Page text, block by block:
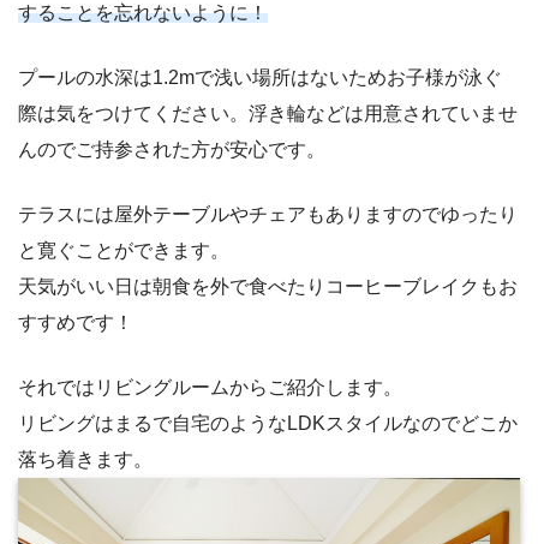
することを忘れないように！
プールの水深は1.2mで浅い場所はないためお子様が泳ぐ
際は気をつけてください。浮き輪などは用意されていませ
んのでご持参された方が安心です。
テラスには屋外テーブルやチェアもありますのでゆったり
と寛ぐことができます。
天気がいい日は朝食を外で食べたりコーヒーブレイクもお
すすめです！
それではリビングルームからご紹介します。
リビングはまるで自宅のようなLDKスタイルなのでどこか
落ち着きます。